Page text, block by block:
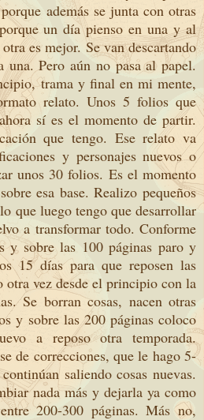
además se junta con otras
un día pienso en una y al
es mejor. Se van descartando
una. Pero aún no pasa al papel.
trama y final en mi mente,
relato. Unos 5 folios que
sí es el momento de partir.
que tengo. Ese relato va
y personajes nuevos o
unos 30 folios. Es el momento
esa base. Realizo pequeños
que luego tengo que desarrollar
a transformar todo. Conforme
y sobre las 100 páginas paro y
15 días para que reposen las
otra vez desde el principio con la
Se borran cosas, nacen otras
y sobre las 200 páginas coloco
a reposo otra temporada.
de correcciones, que le hago 5-
saliendo cosas nuevas.
nada más y dejarla ya como
200-300 páginas. Más no,